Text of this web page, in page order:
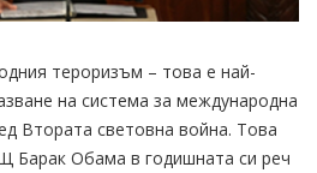
тероризъм – това е най-
на система за международна
Втората световна война. Това
Барак Обама в годишната си реч